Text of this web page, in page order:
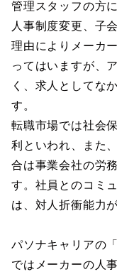
管理スタッフの方
人事制度変更、子
理由によりメーカ
ってはいますが、
く、求人としてな
す。
転職市場では社会
利といわれ、また
合は事業会社の労
す。社員とのコミ
は、対人折衝能力
パソナキャリアの
ではメーカーの人